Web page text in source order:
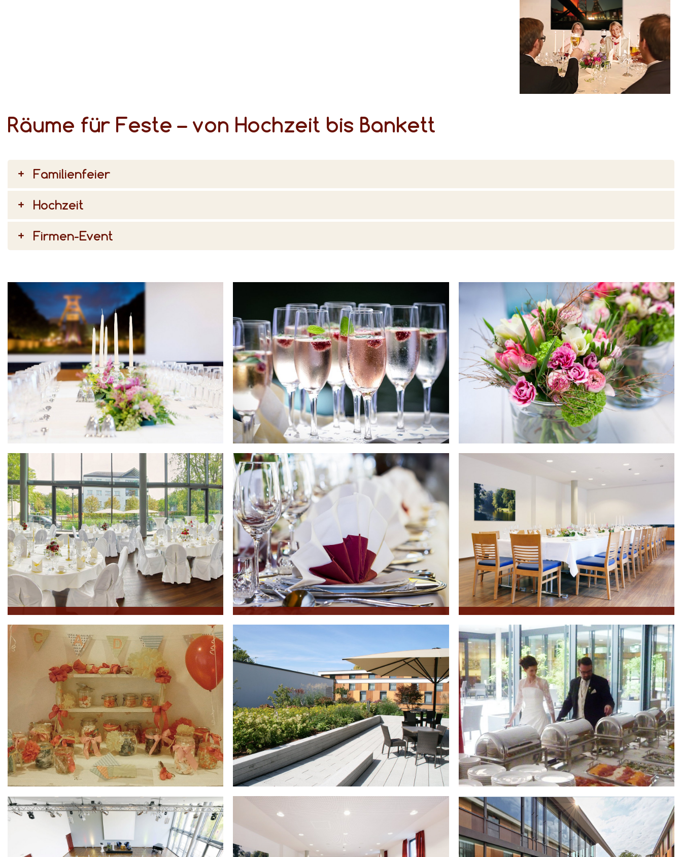
Räume für Feste – von Hochzeit bis Bankett
Familienfeier
Hochzeit
Firmen-Event